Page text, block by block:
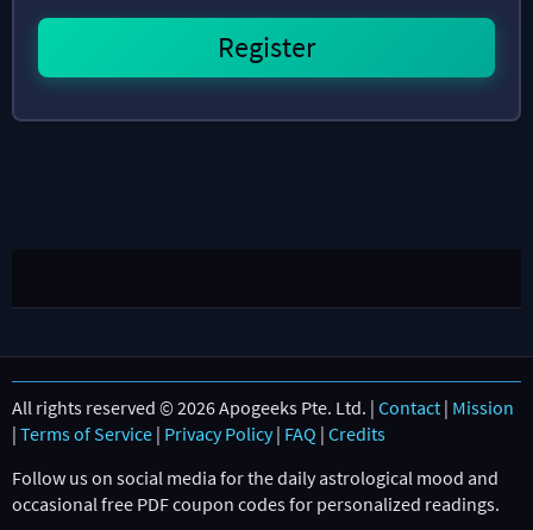
All rights reserved © 2026 Apogeeks Pte. Ltd. | Contact | Mission
| Terms of Service | Privacy Policy| FAQ | Credits
Follow us on social media for the daily astrological mood and
occasional free PDF coupon codes for personalized readings.